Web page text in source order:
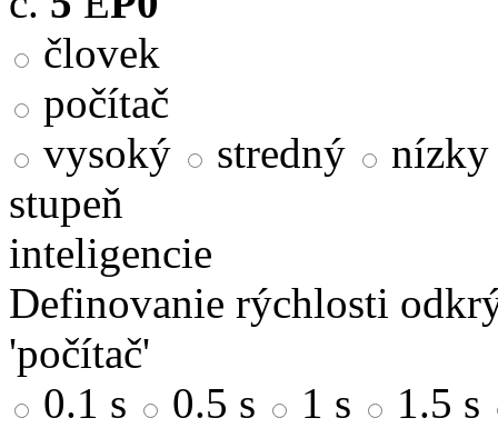
človek
počítač
vysoký
stredný
nízky
stupeň
inteligencie
Definovanie rýchlosti
'počítač'
0.1 s
0.5 s 1 s
1.5 s